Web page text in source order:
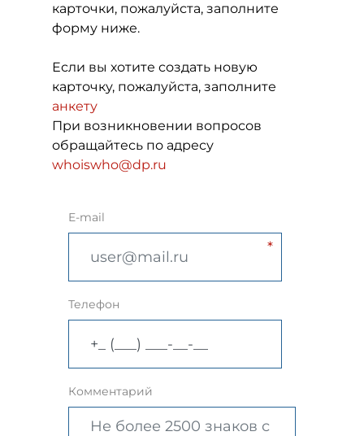
карточки, пожалуйста, заполните
форму ниже.
Если вы хотите создать новую
карточку, пожалуйста, заполните
анкету
При возникновении вопросов
обращайтесь по адресу
whoiswho@dp.ru
E-mail
Телефон
Комментарий